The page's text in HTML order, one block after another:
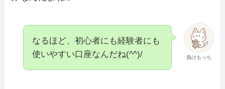
負けもっち
なるほど、初心者にも経験者にも
使いやすい口座なんだね(^^)/